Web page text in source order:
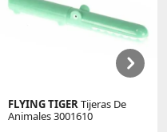
utensilio
calificaciones.
y acumula Puntos.
FLYING TIGERTijeras De
Animales 3001610